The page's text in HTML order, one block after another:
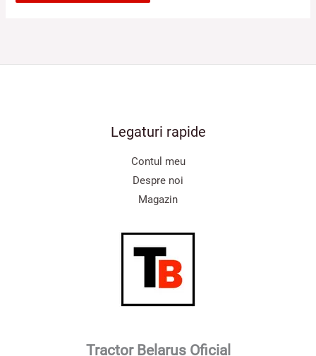
Legaturi rapide
Contul meu
Despre noi
Magazin
Tractor Belarus Oficial